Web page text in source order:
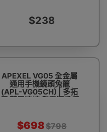
$238
APEXEL VG05 全金屬
通用手機鏡頭兔籠
(APL-VG05CH) | 多拓
展 藍牙連接 帶電源手柄
$698$798